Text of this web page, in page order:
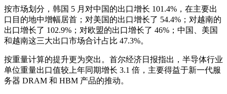
按市场划分，韩国 5 月对中国的出口增长 101.4%，在主要出
口目的地中增幅居首；对美国的出口增长了 54.4%；对越南的
出口增长了 102.9%；对欧盟的出口增长了 46%；中国、美国
和越南这三大出口市场合计占比 47.3%。
按重量计算的提升更为突出。首尔经济日报指出，半导体行业
单位重量出口值较上年同期增长 3.1 倍，主要得益于新一代服
务器 DRAM 和 HBM 产品的推动。